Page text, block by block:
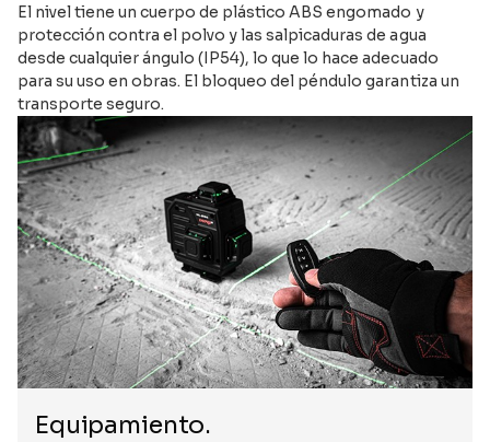
El nivel tiene un cuerpo de plástico ABS engomado y
protección contra el polvo y las salpicaduras de agua
desde cualquier ángulo (IP54), lo que lo hace adecuado
para su uso en obras. El bloqueo del péndulo garantiza un
transporte seguro.
Equipamiento.